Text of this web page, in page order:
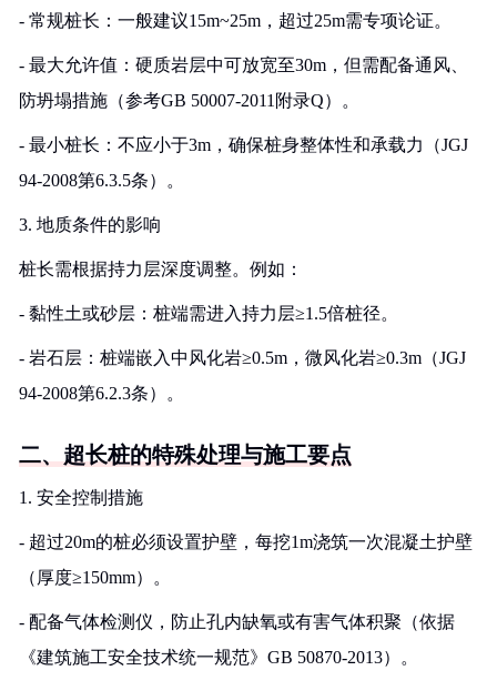
- 常规桩长：一般建议15m~25m，超过25m需专项论证。
- 最大允许值：硬质岩层中可放宽至30m，但需配备通风、
防坍塌措施（参考GB 50007-2011附录Q）。
- 最小桩长：不应小于3m，确保桩身整体性和承载力（JGJ
94-2008第6.3.5条）。
3. 地质条件的影响
桩长需根据持力层深度调整。例如：
- 黏性土或砂层：桩端需进入持力层≥1.5倍桩径。
- 岩石层：桩端嵌入中风化岩≥0.5m，微风化岩≥0.3m（JGJ
94-2008第6.2.3条）。
二、超长桩的特殊处理与施工要点
1. 安全控制措施
- 超过20m的桩必须设置护壁，每挖1m浇筑一次混凝土护壁
（厚度≥150mm）。
- 配备气体检测仪，防止孔内缺氧或有害气体积聚（依据
《建筑施工安全技术统一规范》GB 50870-2013）。